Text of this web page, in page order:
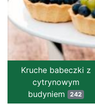
Kruche babeczki z
cytrynowym
budyniem
242